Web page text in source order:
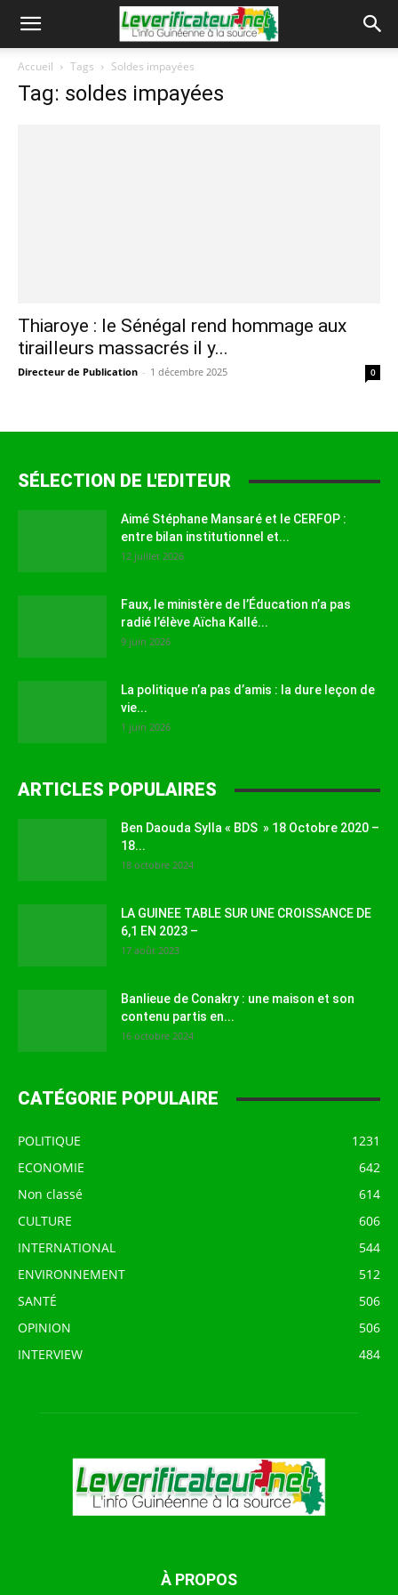
Accueil Tags Soldes impayées
Tag: soldes impayées
Thiaroye : le Sénégal rend hommage aux
tirailleurs massacrés il y...
Directeur de Publication - 1 décembre 2025 0
SÉLECTION DE L'EDITEUR
Aimé Stéphane Mansaré et le CERFOP :
entre bilan institutionnel et...
12 juillet 2026
Faux, le ministère de l’Éducation n’a pas
radié l’élève Aïcha Kallé...
9 juin 2026
La politique n’a pas d’amis : la dure leçon de
vie...
1 juin 2026
ARTICLES POPULAIRES
Ben Daouda Sylla « BDS » 18 Octobre 2020 –
18...
18 octobre 2024
LA GUINEE TABLE SUR UNE CROISSANCE DE
6,1 EN 2023 –
17 août 2023
Banlieue de Conakry : une maison et son
contenu partis en...
16 octobre 2024
CATÉGORIE POPULAIRE
POLITIQUE
1231
ECONOMIE
642
Non classé
614
CULTURE
606
INTERNATIONAL
544
ENVIRONNEMENT
512
SANTÉ
506
OPINION
506
INTERVIEW
484
À PROPOS